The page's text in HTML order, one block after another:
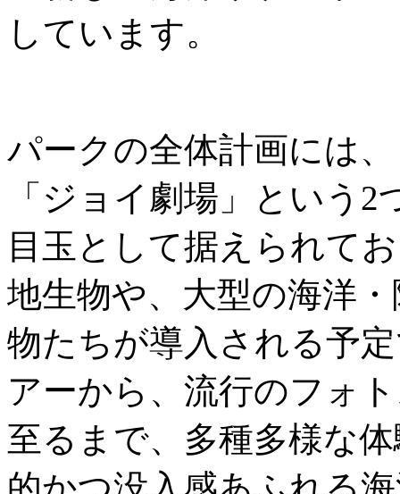
しています。
パークの全体計画には
「ジョイ劇場」という
目玉として据えられて
地生物や、大型の海洋
物たちが導入される予
アーから、流行のフォ
至るまで、多種多様な